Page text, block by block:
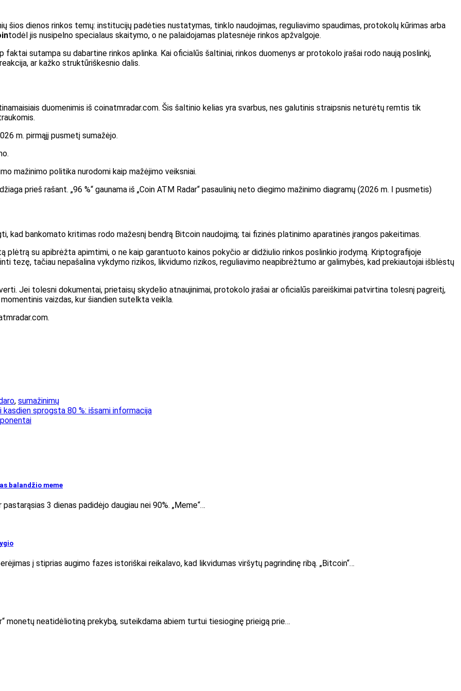
šios dienos rinkos temų: institucijų padėties nustatymas, tinklo naudojimas, reguliavimo spaudimas, protokolų kūrimas arba
todėl jis nusipelno specialaus skaitymo, o ne palaidojamas platesnėje rinkos apžvalgoje.
sutampa su dabartine rinkos aplinka. Kai oficialūs šaltiniai, rinkos duomenys ar protokolo įrašai rodo naują poslinkį,
ar kažko struktūriškesnio dalis.
duomenimis iš coinatmradar.com. Šis šaltinio kelias yra svarbus, nes galutinis straipsnis neturėtų remtis tik
m. pirmąjį pusmetį sumažėjo.
mažinimo politika nurodomi kaip mažėjimo veiksniai.
prieš rašant. „96 %“ gaunama iš „Coin ATM Radar“ pasaulinių neto diegimo mažinimo diagramų (2026 m. I pusmetis)
kad bankomato kritimas rodo mažesnį bendrą Bitcoin naudojimą; tai fizinės platinimo aparatinės įrangos pakeitimas.
su apibrėžta apimtimi, o ne kaip garantuoto kainos pokyčio ar didžiulio rinkos poslinkio įrodymą. Kriptografijoje
tezę, tačiau nepašalina vykdymo rizikos, likvidumo rizikos, reguliavimo neapibrėžtumo ar galimybės, kad prekiautojai išblėstų
Jei tolesni dokumentai, prietaisų skydelio atnaujinimai, protokolo įrašai ar oficialūs pareiškimai patvirtina tolesnį pagreitį,
vaizdas, kur šiandien sutelkta veikla.
, sumažinimų
sprogsta 80 %: išsami informacija
balandžio meme
3 dienas padidėjo daugiau nei 90%. „Meme“…
į stiprias augimo fazes istoriškai reikalavo, kad likvidumas viršytų pagrindinę ribą. „Bitcoin“…
monetų neatidėliotiną prekybą, suteikdama abiem turtui tiesioginę prieigą prie…